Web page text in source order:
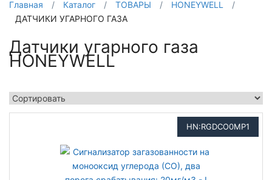
Главная / Каталог / ТОВАРЫ / HONEYWELL
/
ДАТЧИКИ УГАРНОГО ГАЗА
Датчики угарного газа
HONEYWELL
HN:RGDCO0MP1